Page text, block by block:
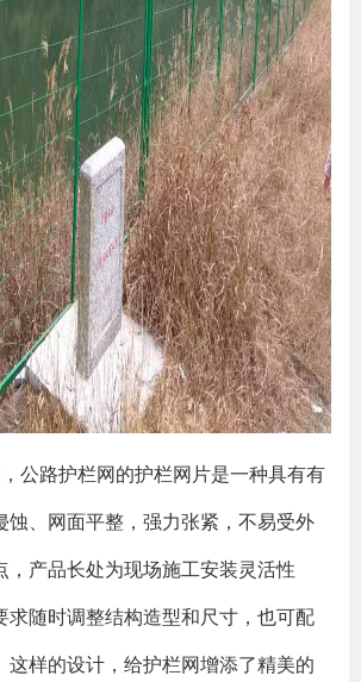
公路护栏网的护栏网片是一种具有有
蚀、网面平整，强力张紧，不易受外
，产品长处为现场施工安装灵活性
求随时调整结构造型和尺寸，也可配
这样的设计，给护栏网增添了精美的